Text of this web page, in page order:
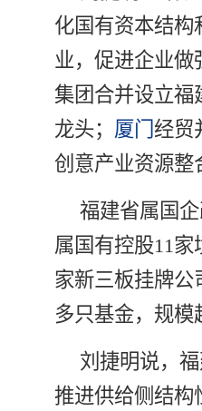
化国有资本结构
业，促进企业做
集团合并设立福
龙头； 厦门 经贸
创意产业资源整
福建省属国
属国有控股11
家新三板挂牌公
多只基金，规模
刘捷明说，
推进供给侧结构